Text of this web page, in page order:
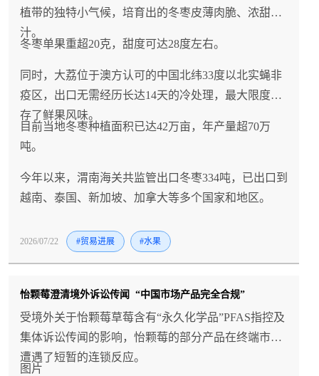
植带的独特小气候，培育出的冬枣皮薄肉脆、浓甜多
汁。
冬枣单果重超20克，甜度可达28度左右。
同时，大荔位于澳方认可的中国北纬33度以北实蝇非
疫区，出口无需经历长达14天的冷处理，最大限度留
存了鲜果风味。
目前当地冬枣种植面积已达42万亩，年产量超70万
吨。
今年以来，渭南海关共监管出口冬枣334吨，已出口到
越南、泰国、新加坡、加拿大等多个国家和地区。
2026/07/22 #贸易进展 #水果
怡颗莓澄清境外诉讼传闻 “中国市场产品完全合规”
受境外关于怡颗莓草莓含有“永久化学品”PFAS指控及
集体诉讼传闻的影响，怡颗莓的部分产品在终端市场
遭遇了短暂的连锁反应。
图片